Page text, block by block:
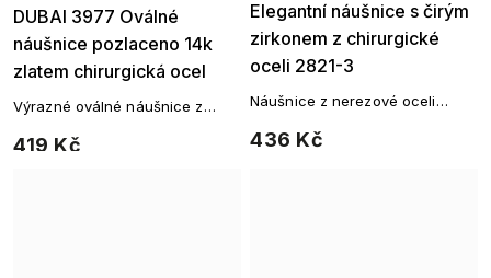
DUBAI 3977 Oválné
náušnice pozlaceno 14k
zlatem chirurgická ocel
Ellami
419 Kč
Výrazné oválné náušnice z
Elegantní náušnice s čirým
zirkonem z chirurgické
oceli 2821-3
436 Kč
Náušnice z nerezové oceli
elegantní ozdobou pro všední